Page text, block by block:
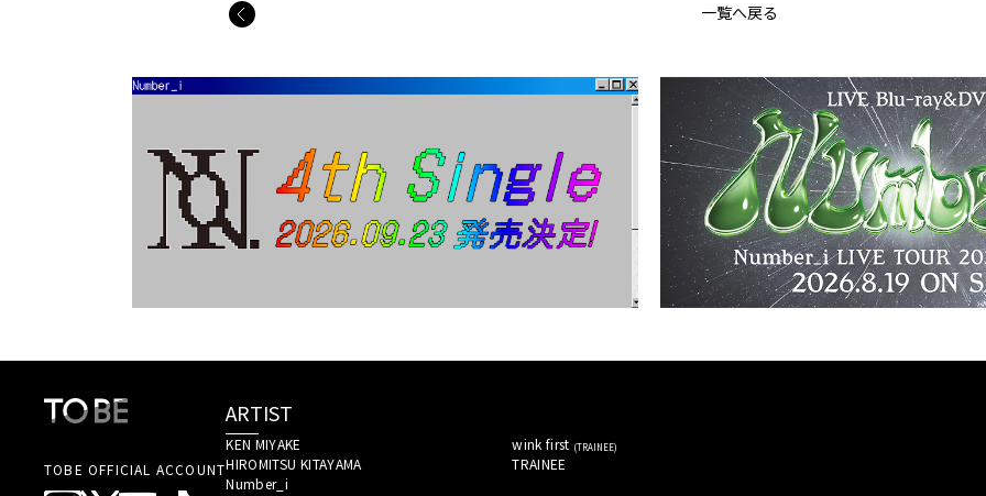
一覧へ戻る
TOBE OFFICIAL ACCOUNT
ARTIST
KEN MIYAKE
HIROMITSU KITAYAMA
Number_i
wink first (TRAINEE)
TRAINEE